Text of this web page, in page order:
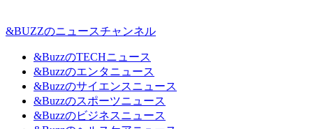
&BUZZのニュースチャンネル
&BuzzのTECHニュース
&Buzzのエンタニュース
&Buzzのサイエンスニュース
&Buzzのスポーツニュース
&Buzzのビジネスニュース